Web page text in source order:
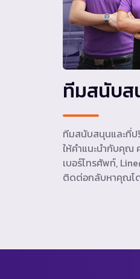
ทีมสนับส
ทีมสนับสนุนและที่ป
ให้คำแนะนำกับคุณ
เบอร์โทรศัพท์,
ติดต่อกลับหาคุณโ